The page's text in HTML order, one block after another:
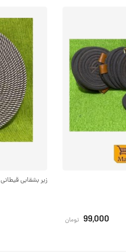
99,000 تومان
زیر بشقابی قیطانی 25 سانت سفید و طوسی SOO-127